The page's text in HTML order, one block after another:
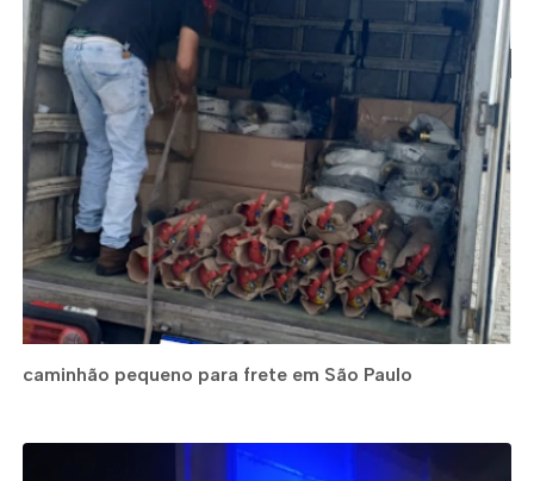
caminhão pequeno para frete em São Paulo